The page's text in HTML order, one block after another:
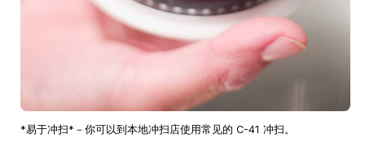
*易于冲扫*－你可以到本地冲扫店使用常见的 C-41 冲扫。